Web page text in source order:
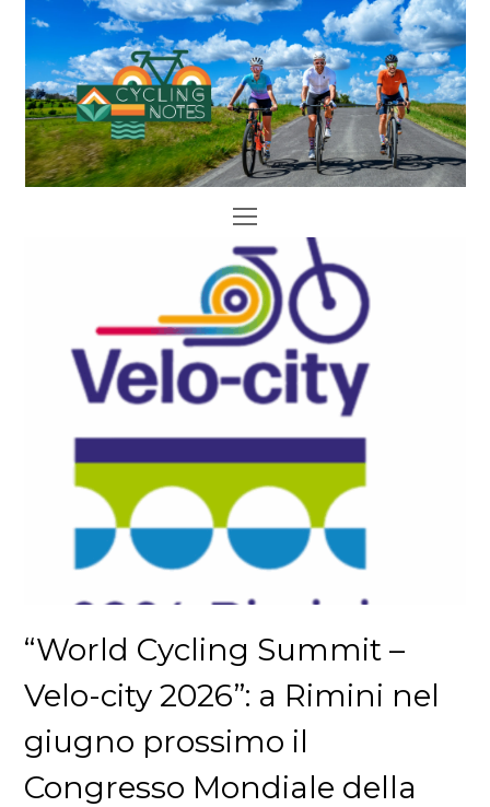
Open
Mobile
Menu
“World Cycling Summit –
Velo-city 2026”: a Rimini nel
giugno prossimo il
Congresso Mondiale della